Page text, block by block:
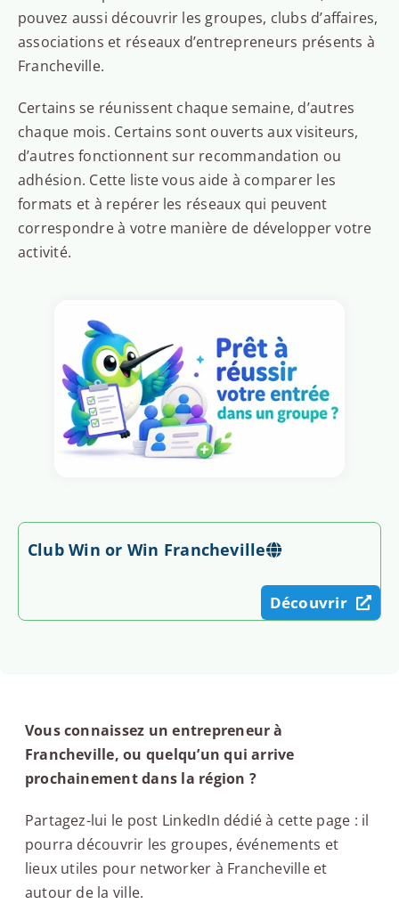
pouvez aussi découvrir les groupes, clubs d’affaires,
associations et réseaux d’entrepreneurs présents à
Francheville.
Certains se réunissent chaque semaine, d’autres
chaque mois. Certains sont ouverts aux visiteurs,
d’autres fonctionnent sur recommandation ou
adhésion. Cette liste vous aide à comparer les
formats et à repérer les réseaux qui peuvent
correspondre à votre manière de développer votre
activité.
Club Win or Win Francheville
Découvrir
Vous connaissez un entrepreneur à
Francheville, ou quelqu’un qui arrive
prochainement dans la région ?
Partagez-lui le post LinkedIn dédié à cette page : il
pourra découvrir les groupes, événements et
lieux utiles pour networker à Francheville et
autour de la ville.